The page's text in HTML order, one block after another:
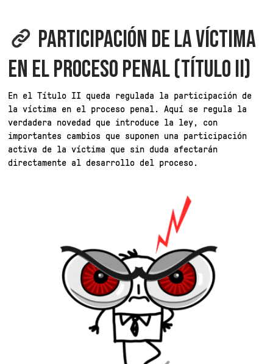
PARTICIPACIÓN DE LA VÍCTIMA
EN EL PROCESO PENAL (TÍTULO II)
En el Título II queda regulada la participación de
la víctima en el proceso penal. Aquí se regula la
verdadera novedad que introduce la ley, con
importantes cambios que suponen una participación
activa de la víctima que sin duda afectarán
directamente al desarrollo del proceso.